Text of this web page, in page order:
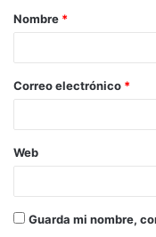
Nombre *
Correo electrónico *
Web
Guarda mi nombre,